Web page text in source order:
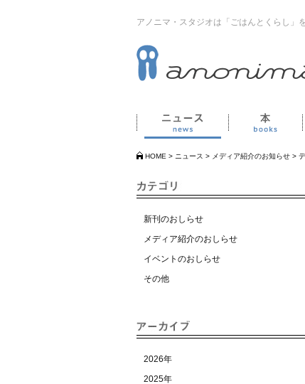
アノニマ・スタジオは「ごはんとくらし」
ニュース
HOME > ニュース > メディア紹介のお知らせ >
新刊のおしらせ
メディア紹介のおしらせ
イベントのおしらせ
その他
2026年
2025年